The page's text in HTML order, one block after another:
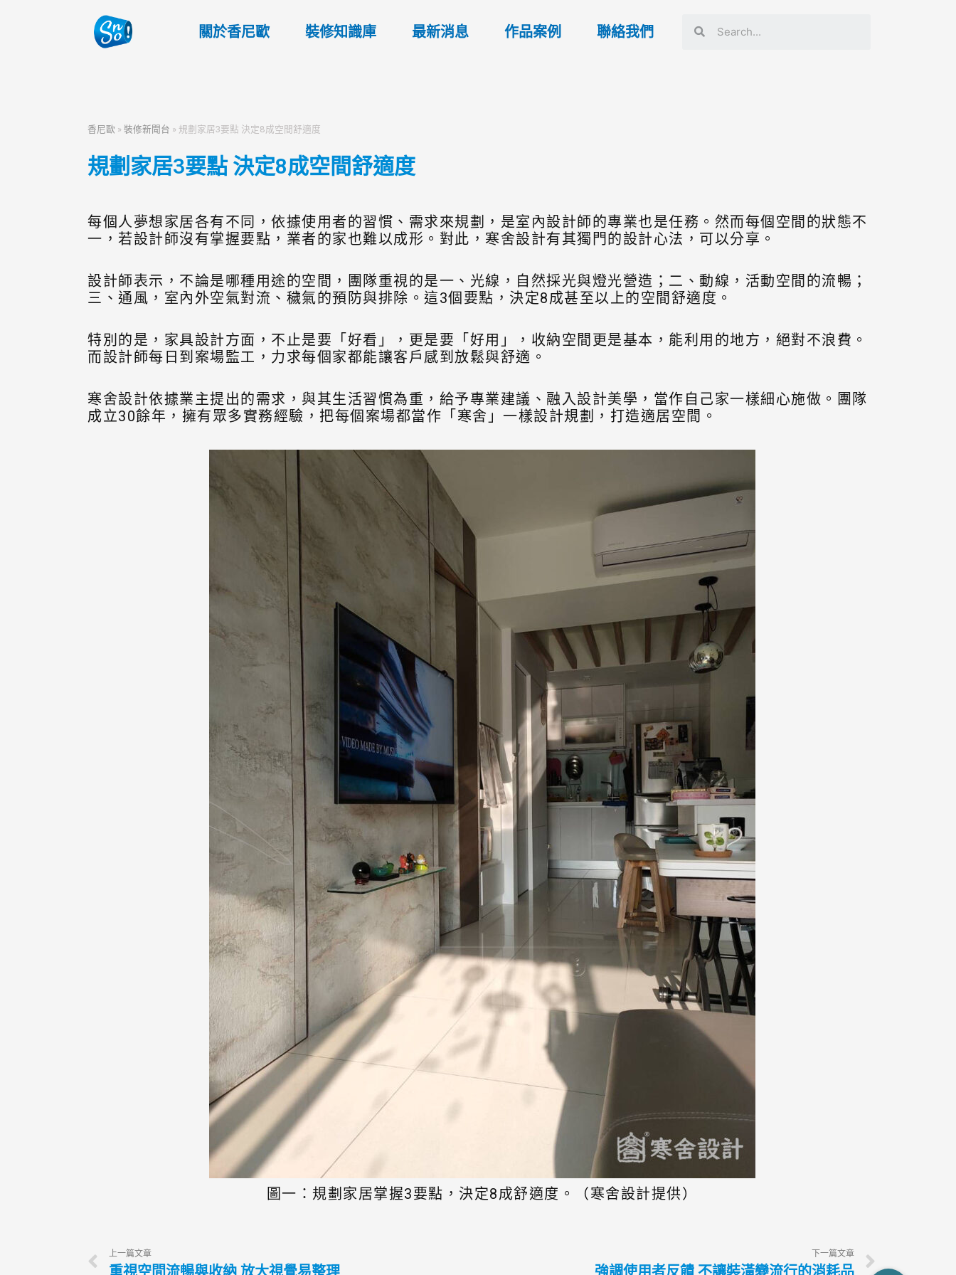
關於香尼歐 裝修知識庫 最新消息 作品案例 聯絡我們
香尼歐 »裝修新聞台 » 規劃家居3要點 決定8成空間舒適度
規劃家居3要點 決定8成空間舒適度
每個人夢想家居各有不同，依據使用者的習慣、需求來規劃，是室內設計師的專業也是任務。然而每個空間的狀態不
一，若設計師沒有掌握要點，業者的家也難以成形。對此，寒舍設計有其獨門的設計心法，可以分享。
設計師表示，不論是哪種用途的空間，團隊重視的是一、光線，自然採光與燈光營造；二、動線，活動空間的流暢；
三、通風，室內外空氣對流、穢氣的預防與排除。這3個要點，決定8成甚至以上的空間舒適度。
特別的是，家具設計方面，不止是要「好看」，更是要「好用」，收納空間更是基本，能利用的地方，絕對不浪費。
而設計師每日到案場監工，力求每個家都能讓客戶感到放鬆與舒適。
寒舍設計依據業主提出的需求，與其生活習慣為重，給予專業建議、融入設計美學，當作自己家一樣細心施做。團隊
成立30餘年，擁有眾多實務經驗，把每個案場都當作「寒舍」一樣設計規劃，打造適居空間。
圖一：規劃家居掌握3要點，決定8成舒適度。（寒舍設計提供）
上一篇文章
重視空間流暢與收納 放大視覺易整理
下一篇文章
強調使用者反饋 不讓裝潢變流行的消耗品